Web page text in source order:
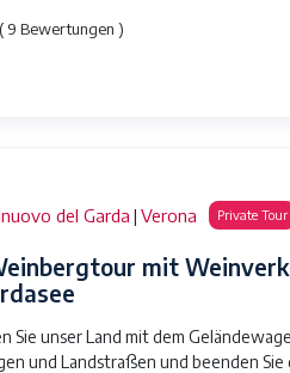
( 9 Bewertungen )
del Garda | Verona Private Tour
mit
Sie unser Land mit dem
und Landstraßen und beenden Sie